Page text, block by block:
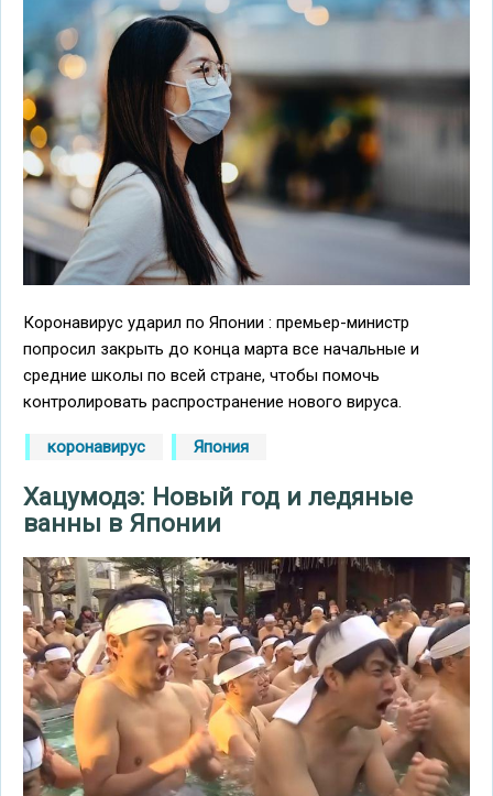
Коронавирус ударил по Японии : премьер-министр
попросил закрыть до конца марта все начальные и
средние школы по всей стране, чтобы помочь
контролировать распространение нового вируса.
коронавирус Япония
Хацумодэ: Новый год и ледяные
ванны в Японии